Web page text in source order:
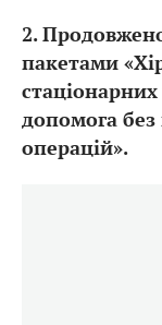
2.
пакетами
допомога без
операцій».